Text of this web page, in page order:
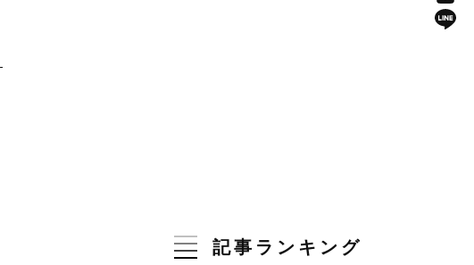
記事ランキング